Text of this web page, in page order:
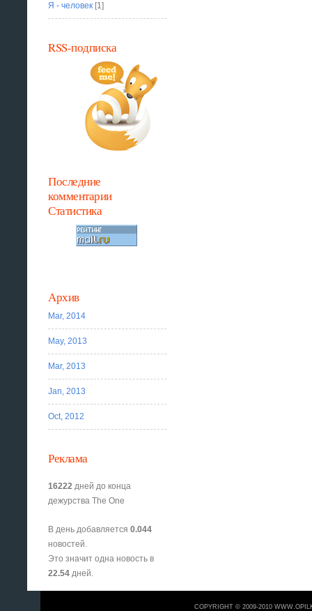
Я - человек [1]
RSS-подписка
Последние
комментарии
Статистика
Архив
Mar, 2014
May, 2013
Mar, 2013
Jan, 2013
Oct, 2012
Реклама
16222 дней до конца
дежурства The One
В день добавляется0.044
новостей.
Это значит одна новость в
22.54 дней.
COPYRIGHT © 2009-2010